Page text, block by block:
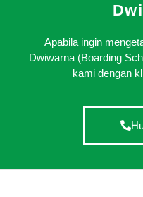
Apabila ingin
Dwiwarna (Boarding
kami dengan